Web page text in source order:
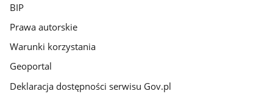
BIP
Prawa autorskie
Warunki korzystania
Geoportal
Deklaracja dostępności serwisu Gov.pl